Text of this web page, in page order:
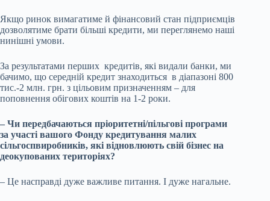
Якщо ринок вимагатиме й фінансовий стан підприємців
дозволятиме брати більші кредити, ми переглянемо наші
нинішні умови.
За результатами перших кредитів, які видали банки, ми
бачимо, що середній кредит знаходиться в діапазоні 800
тис.-2 млн. грн. з цільовим призначенням – для
поповнення обігових коштів на 1-2 роки.
– Чи передбачаються пріоритетні/пільгові програми
за участі вашого Фонду кредитування малих
сільгоспвиробників, які відновлюють свій бізнес на
деокупованих територіях?
– Це насправді дуже важливе питання. І дуже нагальне.